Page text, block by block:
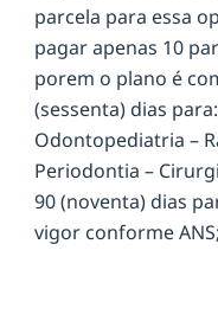
parcela para essa
pagar apenas 10
porem o plano é
(sessenta) dias
Odontopediatria –
Periodontia –
90 (noventa) dias
vigor conforme ANS;